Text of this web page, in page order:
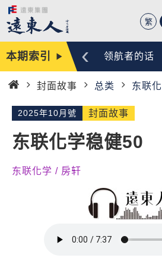
繁
本期索引编辑手记 领航者的话
‹
页
封面故事 总类 东联
2025年10月號 封面故事
东联化学稳健50
东联化学 / 房轩